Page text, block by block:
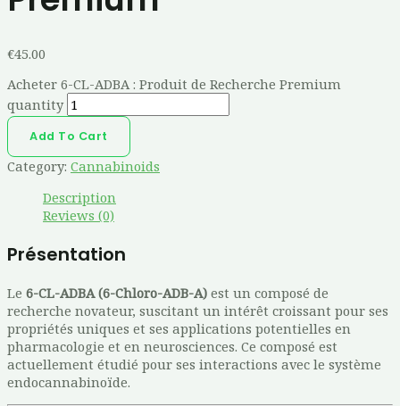
€45.00
Acheter 6-CL-ADBA : Produit de Recherche Premium
quantity
Add To Cart
Category: Cannabinoids
Description
Reviews (0)
Présentation
Le 6-CL-ADBA (6-Chloro-ADB-A) est un composé de
recherche novateur, suscitant un intérêt croissant pour ses
propriétés uniques et ses applications potentielles en
pharmacologie et en neurosciences. Ce composé est
actuellement étudié pour ses interactions avec le système
endocannabinoïde.